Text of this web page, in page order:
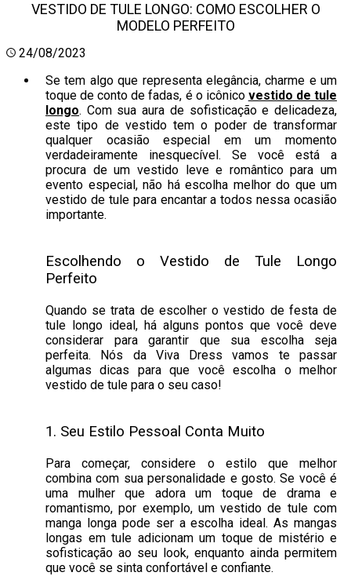
VESTIDO DE TULE LONGO: COMO ESCOLHER O
MODELO PERFEITO
24/08/2023
Se tem algo que representa elegância, charme e um
toque de conto de fadas, é o icônico vestido de tule
longo. Com sua aura de sofisticação e delicadeza,
este tipo de vestido tem o poder de transformar
qualquer ocasião especial em um momento
verdadeiramente inesquecível. Se você está a
procura de um vestido leve e romântico para um
evento especial, não há escolha melhor do que um
vestido de tule para encantar a todos nessa ocasião
importante.
Escolhendo o Vestido de Tule Longo
Perfeito
Quando se trata de escolher o vestido de festa de
tule longo ideal, há alguns pontos que você deve
considerar para garantir que sua escolha seja
perfeita. Nós da Viva Dress vamos te passar
algumas dicas para que você escolha o melhor
vestido de tule para o seu caso!
1. Seu Estilo Pessoal Conta Muito
Para começar, considere o estilo que melhor
combina com sua personalidade e gosto. Se você é
uma mulher que adora um toque de drama e
romantismo, por exemplo, um vestido de tule com
manga longa pode ser a escolha ideal. As mangas
longas em tule adicionam um toque de mistério e
sofisticação ao seu look, enquanto ainda permitem
que você se sinta confortável e confiante.